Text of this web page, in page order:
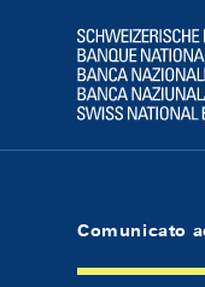
Logo
Comunicato